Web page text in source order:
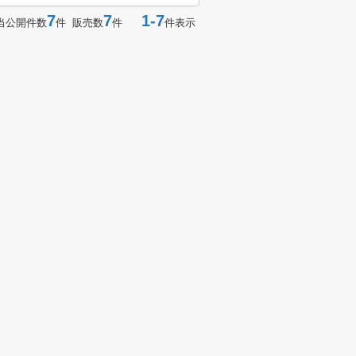
公開件数7件 販売数7件 1-7件表示